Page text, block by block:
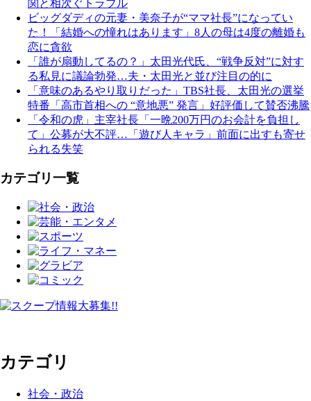
関と相次ぐトラブル
ビッグダディの元妻・美奈子が“ママ社長”になってい
た！「結婚への憧れはあります」8人の母は4度の離婚も
恋に貪欲
「誰が扇動してるの？」太田光代氏、“戦争反対”に対す
る私見に議論勃発…夫・太田光と並び注目の的に
「意味のあるやり取りだった」TBS社長、太田光の選挙
特番「高市首相への “意地悪” 発言」好評価して賛否沸騰
「令和の虎」主宰社長「一晩200万円のお会計を負担し
て」公募が大不評…「遊び人キャラ」前面に出すも寄せ
られる失笑
カテゴリ一覧
カテゴリ
社会・政治